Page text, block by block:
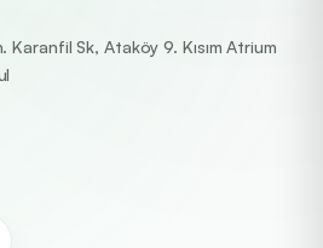
Karanfil Sk, Ataköy 9. Kısım Atrium